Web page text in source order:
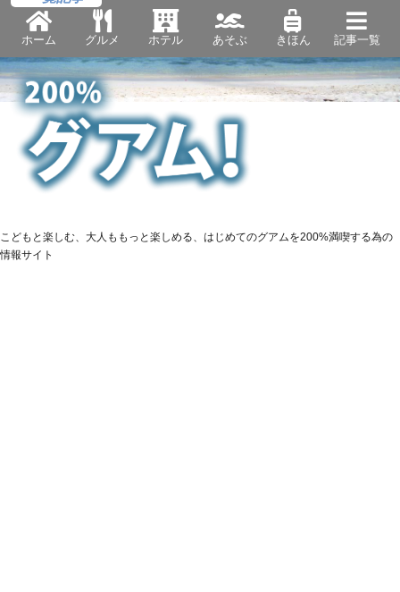
ホーム グルメ ホテル あそぶ きほん 記事一覧
こどもと楽しむ、大人ももっと楽しめる、はじめてのグアムを200%満喫する為の
情報サイト